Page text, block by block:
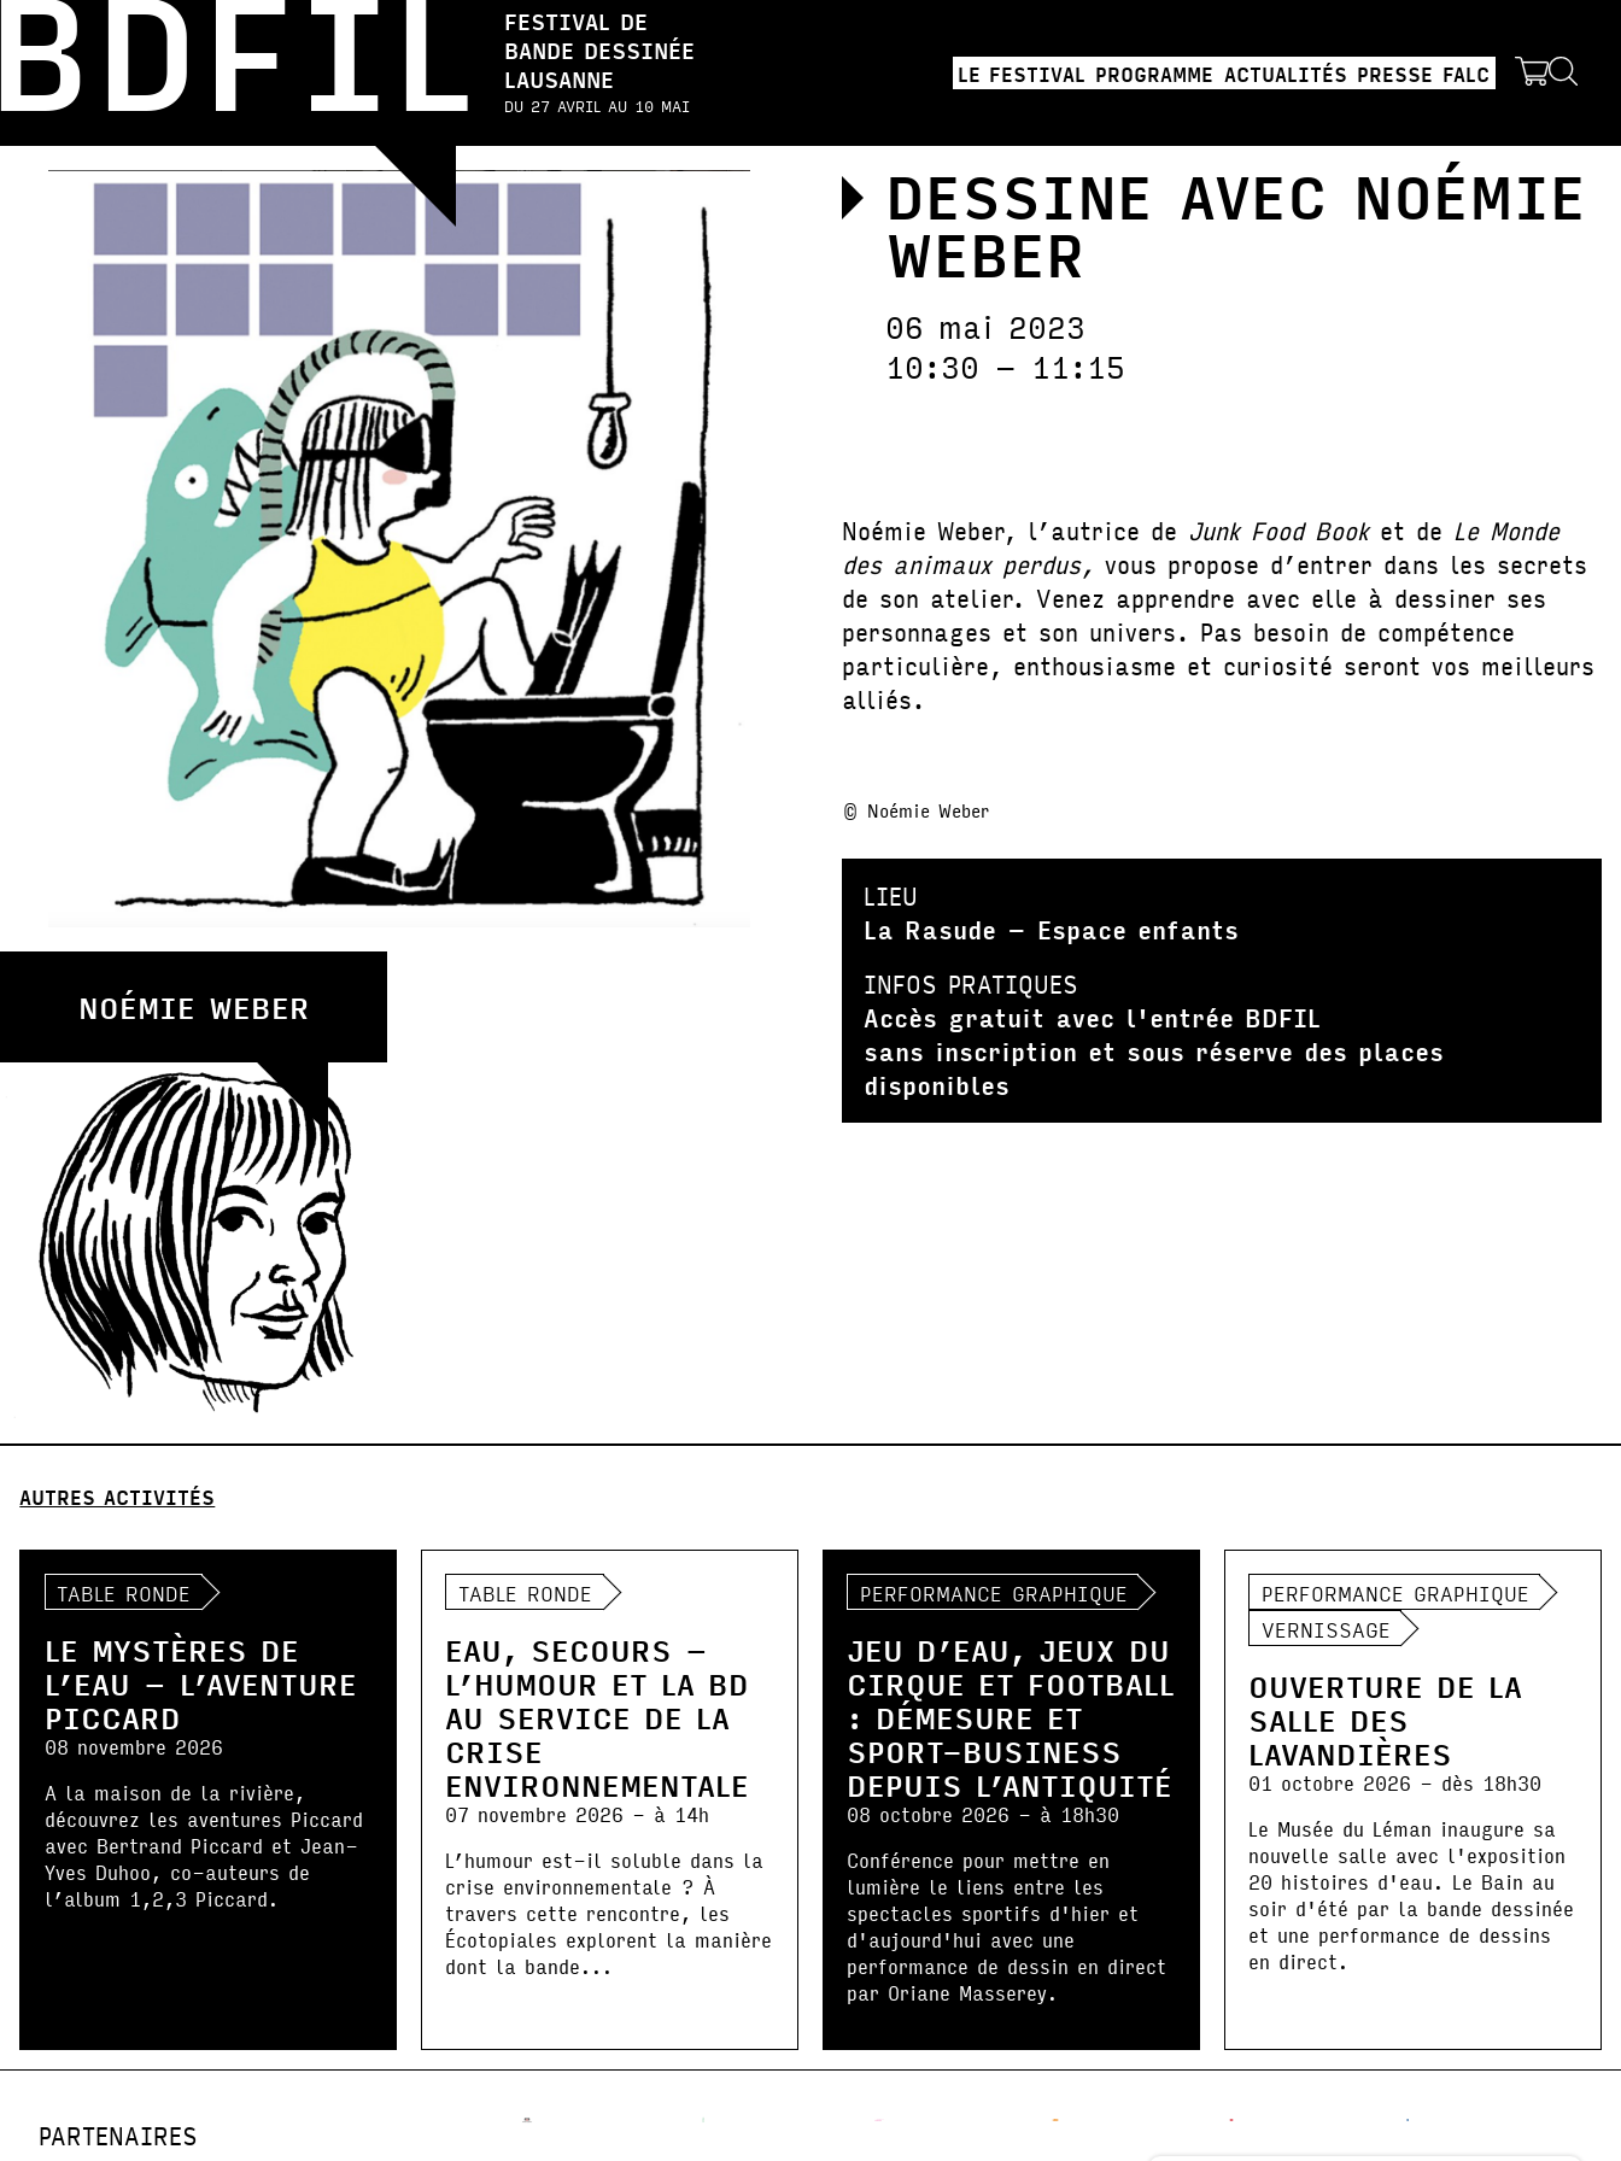
FESTIVAL DE
BANDE DESSINÉE
LAUSANNE
DU 27 AVRIL AU 10 MAI
LE FESTIVAL PROGRAMME ACTUALITÉS PRESSE FALC
NOÉMIE WEBER
DESSINE AVEC NOÉMIE
WEBER
06 mai 2023
10:30 – 11:15
Noémie Weber, l’autrice de Junk Food Book et de Le Monde
des animaux perdus,vous propose d’entrer dans les secrets
de son atelier. Venez apprendre avec elle à dessiner ses
personnages et son univers. Pas besoin de compétence
particulière, enthousiasme et curiosité seront vos meilleurs
alliés.
© Noémie Weber
LIEU
La Rasude – Espace enfants
INFOS PRATIQUES
Accès gratuit avec l'entrée BDFIL
sans inscription et sous réserve des places
disponibles
AUTRES ACTIVITÉS
TABLE RONDE
LE MYSTÈRES DE
L’EAU – L’AVENTURE
PICCARD
08 novembre 2026
A la maison de la rivière,
découvrez les aventures Piccard
avec Bertrand Piccard et Jean-
Yves Duhoo, co-auteurs de
l’album 1,2,3 Piccard.
TABLE RONDE
EAU, SECOURS –
L’HUMOUR ET LA BD
AU SERVICE DE LA
CRISE
ENVIRONNEMENTALE
07 novembre 2026 - à 14h
L’humour est-il soluble dans la
crise environnementale ? À
travers cette rencontre, les
Écotopiales explorent la manière
dont la bande...
PERFORMANCE GRAPHIQUE
JEU D’EAU, JEUX DU
CIRQUE ET FOOTBALL
: DÉMESURE ET
SPORT-BUSINESS
DEPUIS L’ANTIQUITÉ
08 octobre 2026 - à 18h30
Conférence pour mettre en
lumière le liens entre les
spectacles sportifs d'hier et
d'aujourd'hui avec une
performance de dessin en direct
par Oriane Masserey.
PERFORMANCE GRAPHIQUE
VERNISSAGE
OUVERTURE DE LA
SALLE DES
LAVANDIÈRES
01 octobre 2026 - dès 18h30
Le Musée du Léman inaugure sa
nouvelle salle avec l'exposition
20 histoires d'eau. Le Bain au
soir d'été par la bande dessinée
et une performance de dessins
en direct.
PARTENAIRES